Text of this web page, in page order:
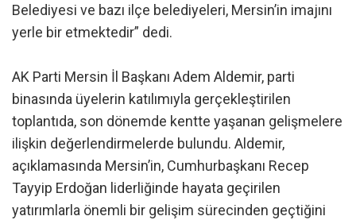
Belediyesi ve bazı ilçe belediyeleri, Mersin’in imajını
yerle bir etmektedir” dedi.
AK Parti Mersin İl Başkanı Adem Aldemir, parti
binasında üyelerin katılımıyla gerçekleştirilen
toplantıda, son dönemde kentte yaşanan gelişmelere
ilişkin değerlendirmelerde bulundu. Aldemir,
açıklamasında Mersin’in, Cumhurbaşkanı Recep
Tayyip Erdoğan liderliğinde hayata geçirilen
yatırımlarla önemli bir gelişim sürecinden geçtiğini